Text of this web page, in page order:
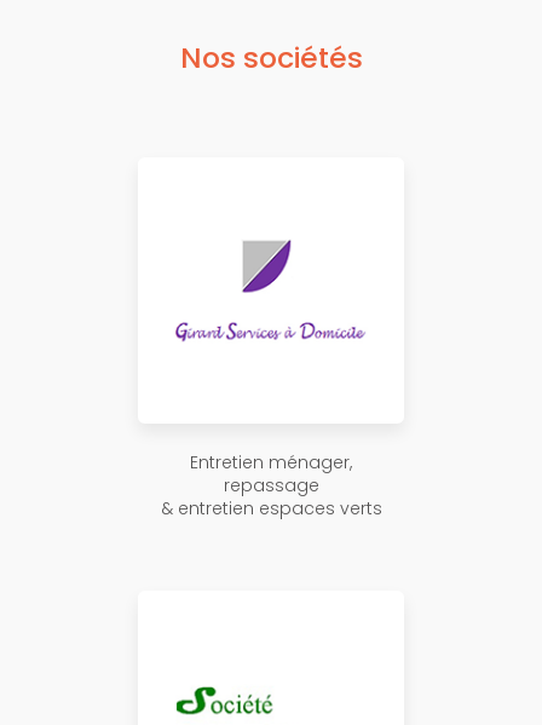
Nos sociétés
Entretien ménager,
repassage
& entretien espaces verts